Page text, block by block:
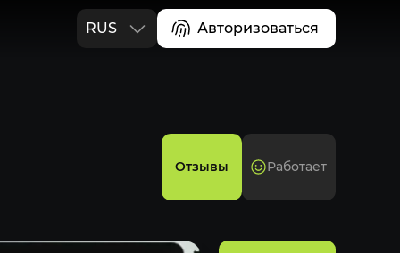
RUS
Авторизоваться
Отзывы Работает